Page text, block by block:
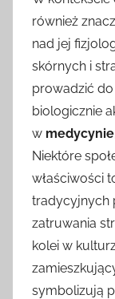
również
nad jej
skórnych i
prowadzić
biologicznie
w medycynie
Niektóre
właściwości
tradycyjnych
zatruwania
kolei w
symbolizują